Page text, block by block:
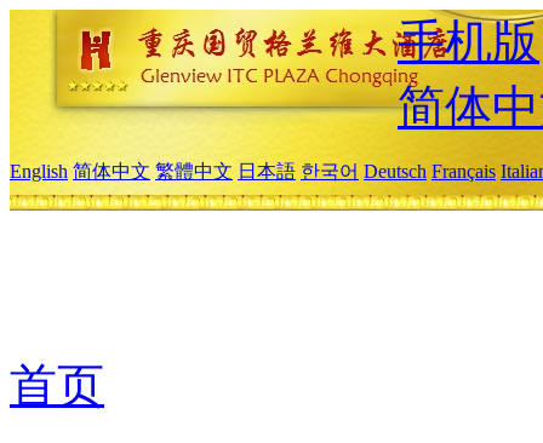
手机版
简体
English 简体中文 繁體中文 日本語 한국어 Deutsch Français
首页